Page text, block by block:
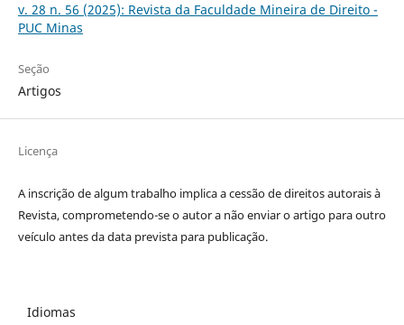
v. 28 n. 56 (2025): Revista da Faculdade Mineira de Direito -
PUC Minas
Seção
Artigos
Licença
A inscrição de algum trabalho implica a cessão de direitos autorais à
Revista, comprometendo-se o autor a não enviar o artigo para outro
veículo antes da data prevista para publicação.
Idiomas